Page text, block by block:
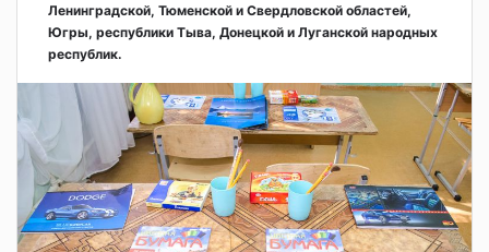
Ленинградской, Тюменской и Свердловской областей,
Югры, республики Тыва, Донецкой и Луганской народных
республик.